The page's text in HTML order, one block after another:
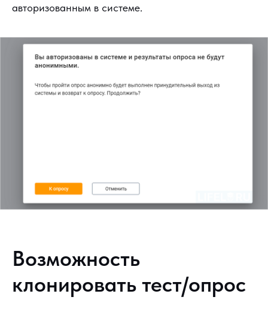
авторизованным в системе.
Возможность
клонировать тест/опрос